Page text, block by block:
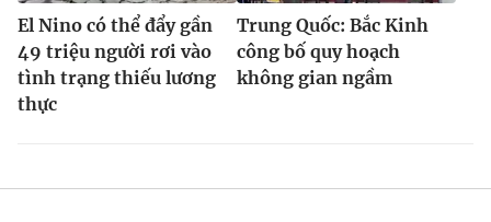
El Nino có thể đẩy gần
49 triệu người rơi vào
tình trạng thiếu lương
thực
Trung Quốc: Bắc Kinh
công bố quy hoạch
không gian ngầm